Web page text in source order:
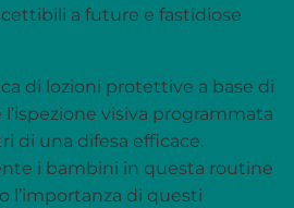
a future e fastidiose
di lozioni protettive a base di
visiva programmata
di una difesa efficace.
i bambini in questa routine
l’importanza di questi